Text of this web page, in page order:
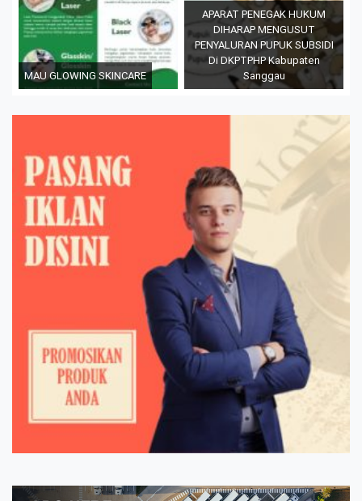
MAU GLOWING SKINCARE
APARAT PENEGAK HUKUM
DIHARAP MENGUSUT
PENYALURAN PUPUK SUBSIDI
Di DKPTPHP Kabupaten
Sanggau